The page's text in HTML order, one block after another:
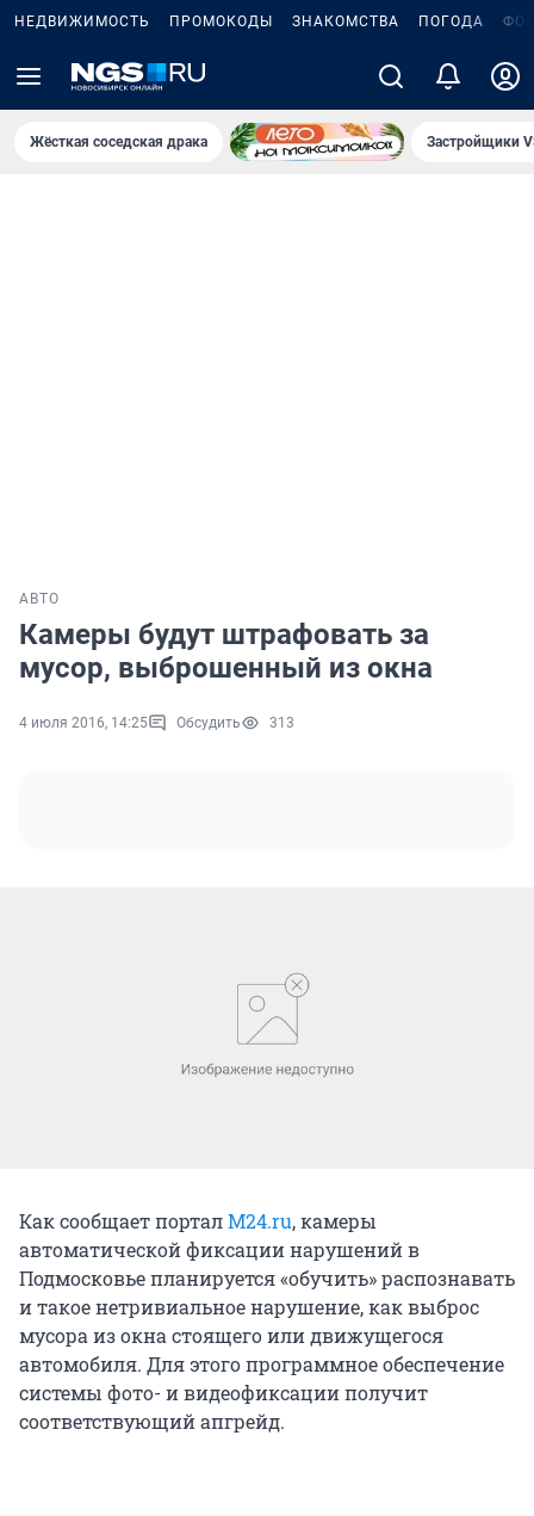
НЕДВИЖИМОСТЬ ПРОМОКОДЫ ЗНАКОМСТВА ПОГОДА
Жёсткая соседская драка Застройщики
АВТО
Камеры будут штрафовать за
мусор, выброшенный из окна
4 июля 2016, 14:25 Обсудить 313
Как сообщает порталM24.ru, камеры
автоматической фиксации нарушений в
Подмосковье планируется «обучить» распознавать
и такое нетривиальное нарушение, как выброс
мусора из окна стоящего или движущегося
автомобиля. Для этого программное обеспечение
системы фото- и видеофиксации получит
соответствующий апгрейд.